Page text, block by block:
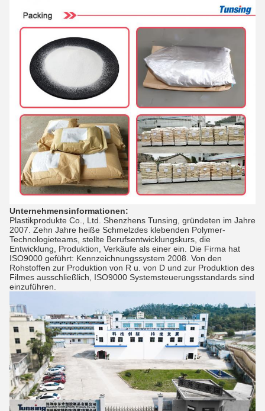
Unternehmensinformationen:
Plastikprodukte Co., Ltd. Shenzhens Tunsing, gründeten im Jahre
2007. Zehn Jahre heiße Schmelzdes klebenden Polymer-
Technologieteams, stellte Berufsentwicklungskurs, die
Entwicklung, Produktion, Verkäufe als einer ein. Die Firma hat
ISO9000 geführt: Kennzeichnungssystem 2008. Von den
Rohstoffen zur Produktion von R u. von D und zur Produktion des
Filmes ausschließlich, ISO9000 Systemsteuerungsstandards sind
einzuführen.